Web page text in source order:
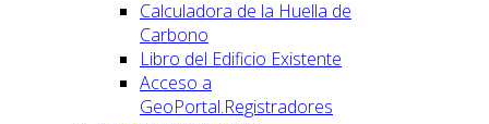
Calculadora de la Huella de
Carbono
Libro del Edificio Existente
Acceso a
GeoPortal.Registradores